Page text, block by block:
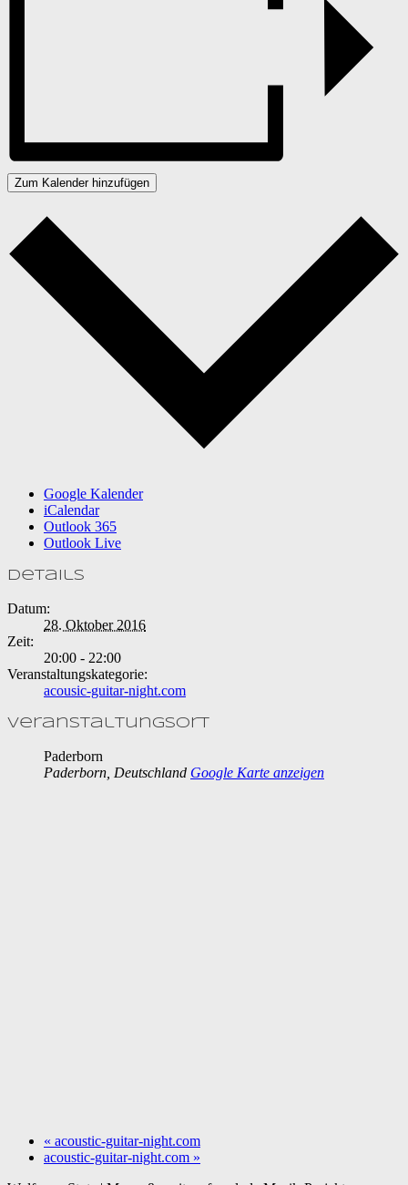
Zum Kalender hinzufügen
Google Kalender
iCalendar
Outlook 365
Outlook Live
Details
Datum:
28. Oktober 2016
Zeit:
20:00 - 22:00
Veranstaltungskategorie:
acousic-guitar-night.com
Veranstaltungsort
Paderborn
Paderborn Deutschland Google Karte anzeigen
« acoustic-guitar-night.com
acoustic-guitar-night.com »